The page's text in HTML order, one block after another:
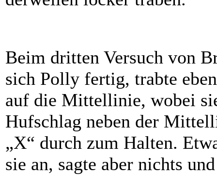
Beim dritten Versuch von
sich Polly fertig, trabte
auf die Mittellinie, wobei
Hufschlag neben der
„X“ durch zum Halten.
sie an, sagte aber nichts